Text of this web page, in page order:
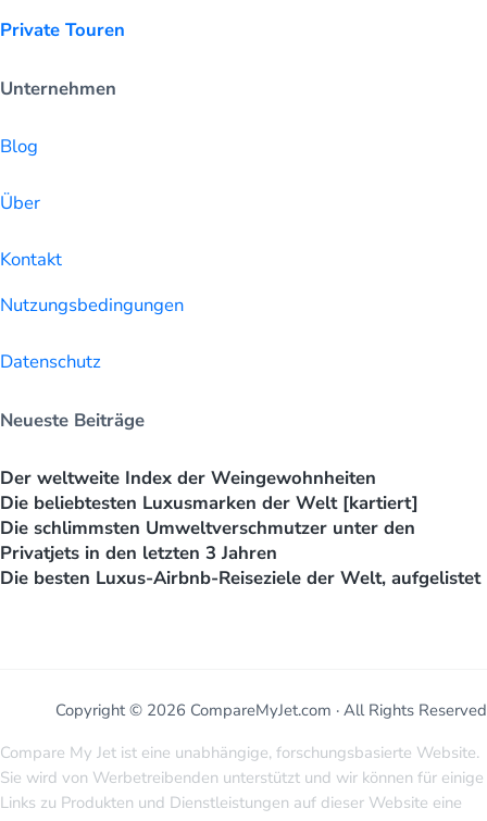
Private Touren
Unternehmen
Blog
Über
Kontakt
Nutzungsbedingungen
Datenschutz
Neueste Beiträge
Der weltweite Index der Weingewohnheiten
Die beliebtesten Luxusmarken der Welt [kartiert]
Die schlimmsten Umweltverschmutzer unter den
Privatjets in den letzten 3 Jahren
Die besten Luxus-Airbnb-Reiseziele der Welt, aufgelistet
Copyright © 2026 CompareMyJet.com · All Rights Reserved
Compare My Jet ist eine unabhängige, forschungsbasierte Website.
Sie wird von Werbetreibenden unterstützt und wir können für einige
Links zu Produkten und Dienstleistungen auf dieser Website eine